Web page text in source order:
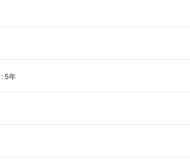
:5年